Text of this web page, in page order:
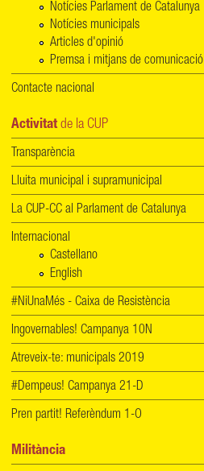
Notícies Parlament de Catalunya
Notícies municipals
Articles d'opinió
Premsa i mitjans de comunicació
Contacte nacional
Activitat de la CUP
Transparència
Lluita municipal i supramunicipal
La CUP-CC al Parlament de Catalunya
Internacional
Castellano
English
#NiUnaMés - Caixa de Resistència
Ingovernables! Campanya 10N
Atreveix-te: municipals 2019
#Dempeus! Campanya 21-D
Pren partit! Referèndum 1-O
Militància